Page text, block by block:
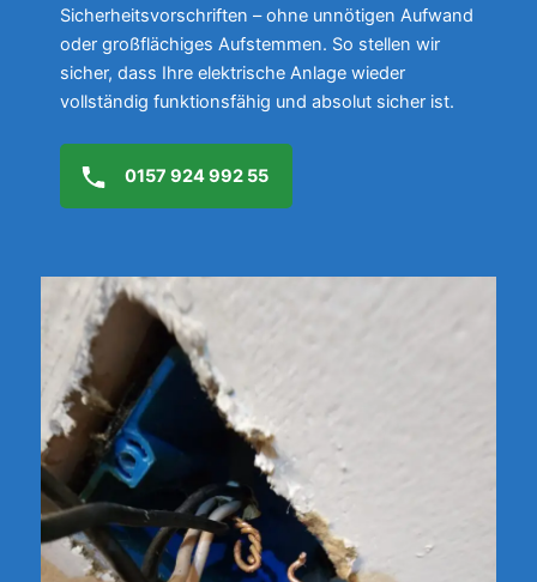
Sicherheitsvorschriften – ohne unnötigen Aufwand
oder großflächiges Aufstemmen. So stellen wir
sicher, dass Ihre elektrische Anlage wieder
vollständig funktionsfähig und absolut sicher ist.
0157 924 992 55